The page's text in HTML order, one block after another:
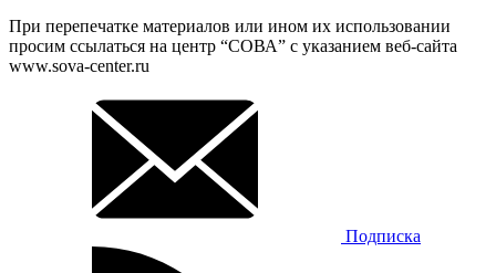
При перепечатке материалов или ином их использовании
просим ссылаться на центр “СОВА” с указанием веб-сайта
www.sova-center.ru
Подписка